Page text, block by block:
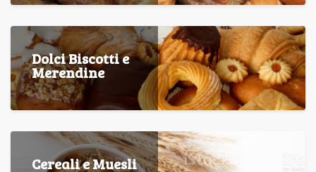
Dolci Biscotti e
Merendine
Cereali e Muesli